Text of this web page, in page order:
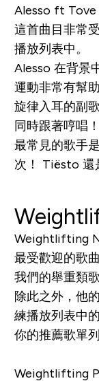
Alesso ft Tove
這首曲目非常
播放列表中。
Alesso 在背景
運動非常有幫助
旋律入耳的副
同時跟著哼唱！
最常見的歌手
次！ Tiësto 還
Weightlifting
最受歡迎的歌
我們的舉重類
除此之外，他
練播放列表中
你的推薦歌單
Weightlifting